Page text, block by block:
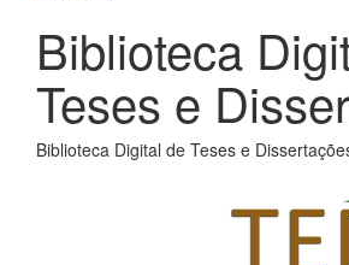
Biblioteca
Teses e
Biblioteca Digital de Teses e